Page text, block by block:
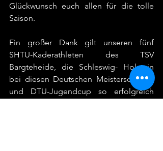
Glückwunsch euch allen für die tolle
Saison.
Ein großer Dank gilt unseren fünf
SHTU-Kaderathleten des TSV
Bargteheide, die Schleswig- Holstein
bei diesen Deutschen Meisterschaften
und DTU-Jugendcup so erfolgreich